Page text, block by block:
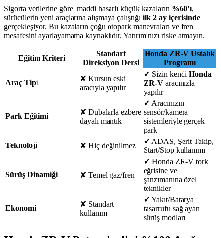
Sigorta verilerine göre, maddi hasarlı küçük kazaların %60’ı,
sürücülerin yeni araçlarına alışmaya çalıştığı ilk 2 ay içerisinde
gerçekleşiyor. Bu kazaların çoğu otopark manevraları ve fren
mesafesini ayarlayamama kaynaklıdır. Yatırımınızı riske atmayın.
Eğitim Kriteri
Standart
Direksiyon Dersi
Honda ZR-V Ustalık
Programı
Araç Tipi ✘ Kursun eski
aracıyla yapılır
✔ Sizin kendi Honda
ZR-V aracınızla
yapılır
Park Eğitimi ✘ Dubalarla ezbere
dayalı mantık
✔ Aracınızın
sensör/kamera
sistemleriyle gerçek
park
Teknoloji
✘ Hiç değinilmez
✔ ADAS, Şerit Takip,
Start/Stop kullanımı
Sürüş Dinamiği ✘ Temel gaz/fren
✔ Honda ZR-V tork
eğrisine ve
şanzımanına özel
teknikler
Ekonomi ✘ Standart
kullanım
✔ Yakıt/Batarya
tasarrufu sağlayan
sürüş modları